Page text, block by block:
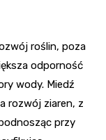
roślin, poza
odporność
wody. Miedź
rozwój ziaren, z
przy